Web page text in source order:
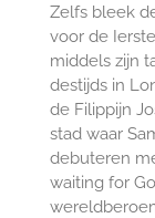
Zelfs bleek
voor de
middels zijn
destijds in
de Filippijn
stad waar
debuteren
waiting for